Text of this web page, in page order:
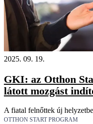
2025. 09. 19.
GKI: az Otthon
látott mozgást
A fiatal felnőttek új
OTTHON START PROGRAM